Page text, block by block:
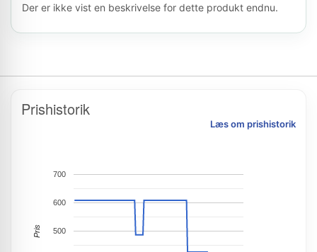
Der er ikke vist en beskrivelse for dette produkt endnu.
Prishistorik
Læs om prishistorik
500
600
700
Pris